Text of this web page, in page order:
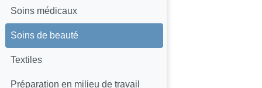
Soins médicaux
Soins de beauté
Textiles
Préparation en milieu de travail